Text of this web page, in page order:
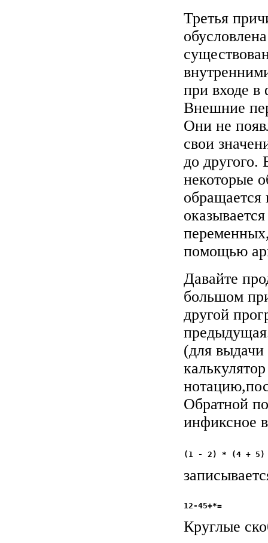
Третья
при входе
Внешние
Они не
свои
до другого.
некоторые
обращается
помощью
Давайте
большом
другой
(для выдачи
Обратной
инфиксное
Круглые